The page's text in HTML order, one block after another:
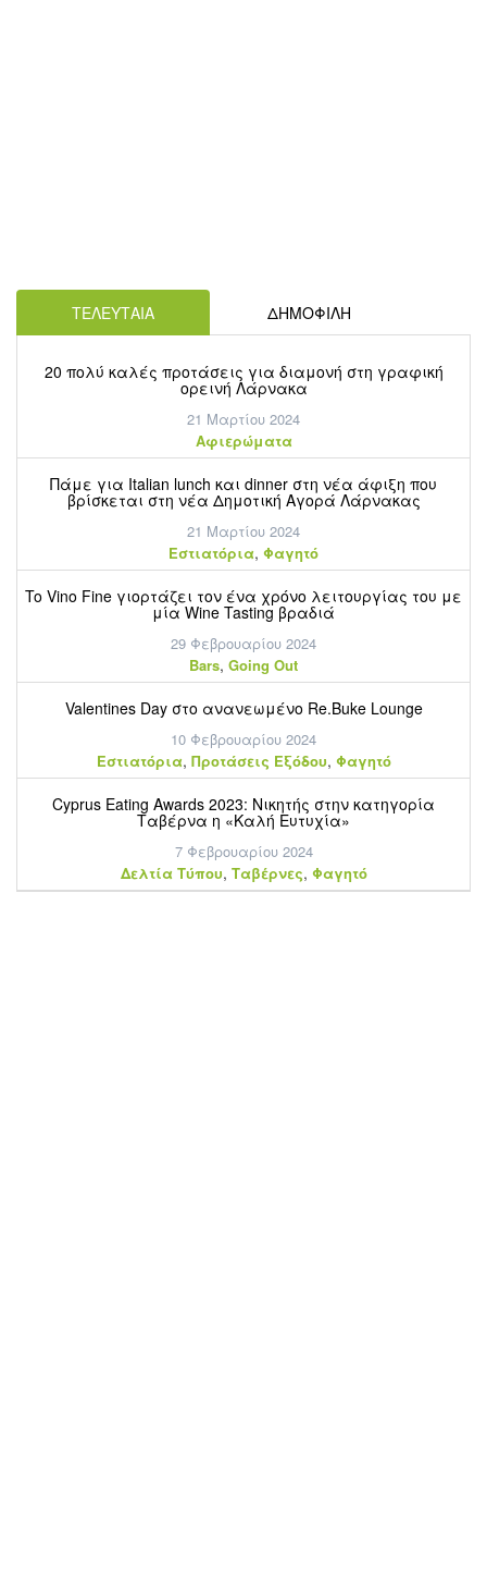
ΤΕΛΕΥΤΑΙΑ ΔΗΜΟΦΙΛΗ
20 πολύ καλές προτάσεις για διαμονή στη γραφική
ορεινή Λάρνακα
21 Μαρτίου 2024
Aφιερώματα
Πάμε για Italian lunch και dinner στη νέα άφιξη που
βρίσκεται στη νέα Δημοτική Αγορά Λάρνακας
21 Μαρτίου 2024
Εστιατόρια, Φαγητό
To Vino Fine γιορτάζει τον ένα χρόνο λειτουργίας του με
μία Wine Tasting βραδιά
29 Φεβρουαρίου 2024
Bars, Going Out
Valentines Day στο ανανεωμένο Re.Buke Lounge
10 Φεβρουαρίου 2024
Εστιατόρια, Προτάσεις Εξόδου, Φαγητό
Cyprus Eating Awards 2023: Νικητής στην κατηγορία
Ταβέρνα η «Καλή Ευτυχία»
7 Φεβρουαρίου 2024
Δελτία Τύπου, Ταβέρνες, Φαγητό